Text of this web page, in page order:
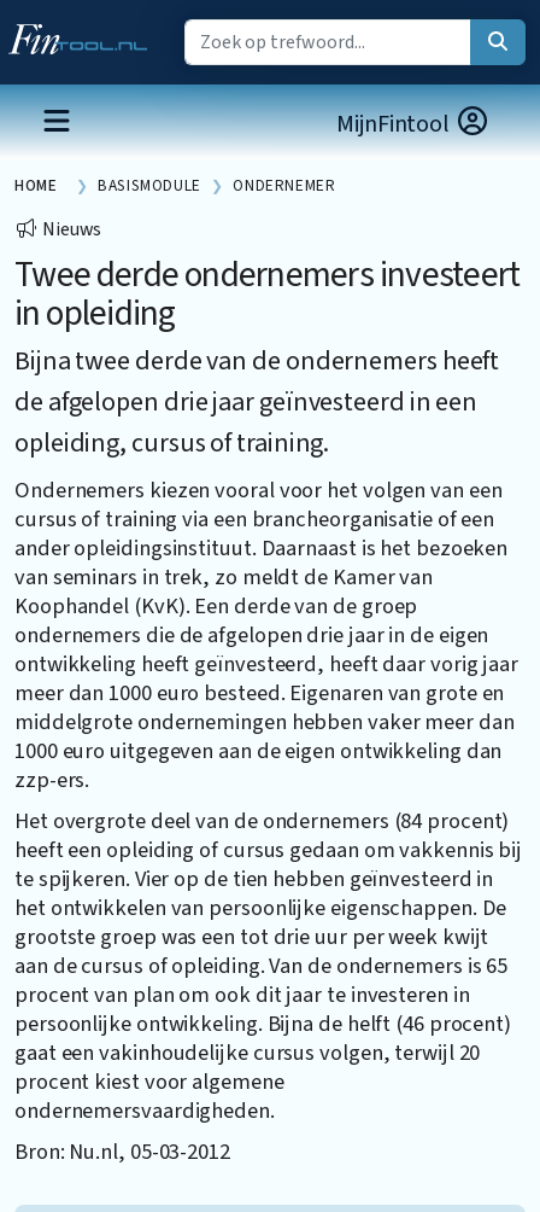
MijnFintool
HOME BASISMODULE ONDERNEMER
Nieuws
Twee derde ondernemers investeert
in opleiding
Bijna twee derde van de ondernemers heeft
de afgelopen drie jaar geïnvesteerd in een
opleiding, cursus of training.
Ondernemers kiezen vooral voor het volgen van een
cursus of training via een brancheorganisatie of een
ander opleidingsinstituut. Daarnaast is het bezoeken
van seminars in trek, zo meldt de Kamer van
Koophandel (KvK). Een derde van de groep
ondernemers die de afgelopen drie jaar in de eigen
ontwikkeling heeft geïnvesteerd, heeft daar vorig jaar
meer dan 1000 euro besteed. Eigenaren van grote en
middelgrote ondernemingen hebben vaker meer dan
1000 euro uitgegeven aan de eigen ontwikkeling dan
zzp-ers.
Het overgrote deel van de ondernemers (84 procent)
heeft een opleiding of cursus gedaan om vakkennis bij
te spijkeren. Vier op de tien hebben geïnvesteerd in
het ontwikkelen van persoonlijke eigenschappen. De
grootste groep was een tot drie uur per week kwijt
aan de cursus of opleiding. Van de ondernemers is 65
procent van plan om ook dit jaar te investeren in
persoonlijke ontwikkeling. Bijna de helft (46 procent)
gaat een vakinhoudelijke cursus volgen, terwijl 20
procent kiest voor algemene
ondernemersvaardigheden.
Bron: Nu.nl, 05-03-2012